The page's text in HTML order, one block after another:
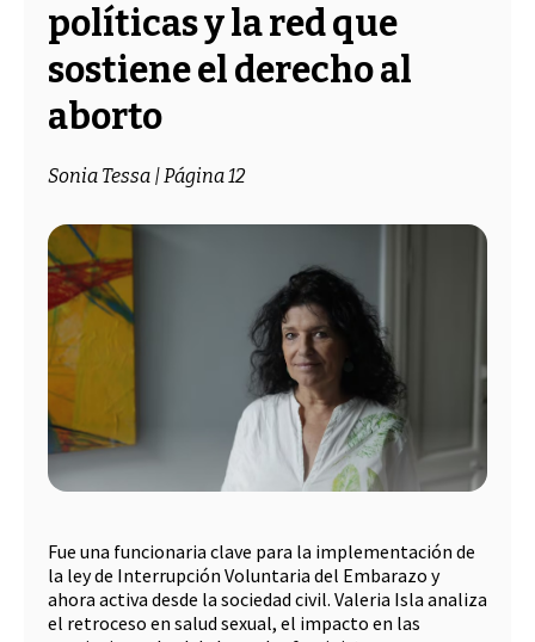
políticas y la red que
sostiene el derecho al
aborto
Sonia Tessa | Página 12
Fue una funcionaria clave para la implementación de
la ley de Interrupción Voluntaria del Embarazo y
ahora activa desde la sociedad civil. Valeria Isla analiza
el retroceso en salud sexual, el impacto en las